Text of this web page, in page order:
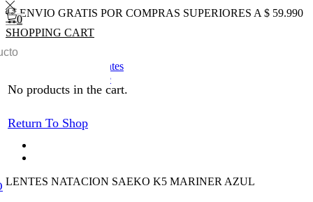
ENVIO GRATIS POR COMPRAS SUPERIORES A $ 59.990
0
SHOPPING CART
No products in the cart.
Return To Shop
Lentes
Return to previous page
LENTES NATACION SAEKO K5 MARINER AZUL